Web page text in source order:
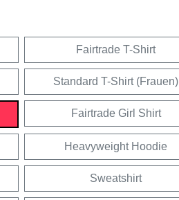
Fairtrade T-Shirt
Standard T-Shirt (Frauen)
Fairtrade Girl Shirt
Heavyweight Hoodie
Sweatshirt